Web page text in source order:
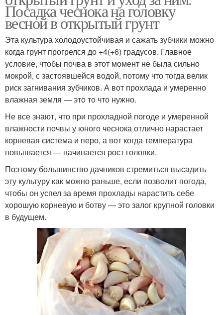
Посадка чеснока на головку
весной в открытый грунт
Эта культура холодоустойчивая и сажать зубчики можно
когда грунт прогрелся до +4(+6) градусов. Главное
условие, чтобы почва в этот момент не была сильно
мокрой, с застоявшейся водой, потому что тогда велик
риск загнивания зубчиков. А вот прохлада и умеренно
влажная земля — это то что нужно.
Не все знают, что при прохладной погоде и умеренной
влажности почвы у юного чеснока отлично нарастает
корневая система и перо, а вот когда температура
повышается — начинается рост головки.
Поэтому большинство дачников стремиться высадить
эту культуру как можно раньше, если позволит погода,
чтобы он успел за время прохлады нарастить себе
хорошую корневую и ботву — это залог крупной головки
в будущем.